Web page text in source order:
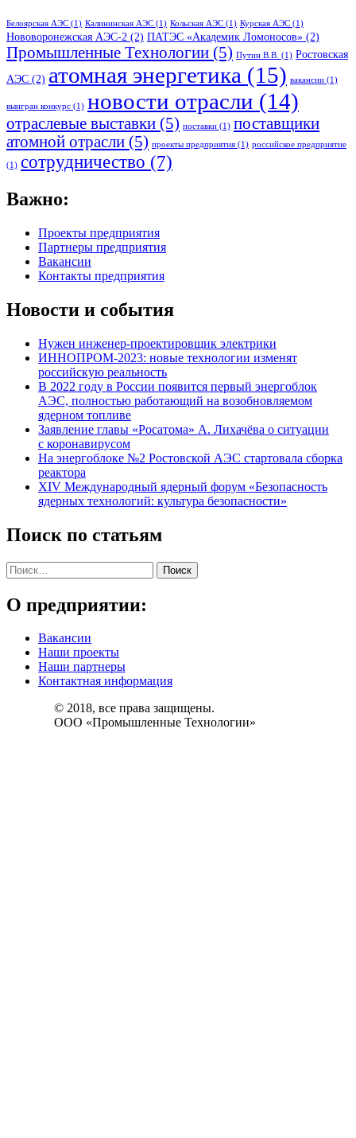
Белоярская АЭС (1) Калининская АЭС (1) Кольская АЭС (1) Курская АЭС (1)
Нововоронежская АЭС-2 (2) ПАТЭС «Академик Ломоносов» (2)
Промышленные Технологии (5) Путин В.В. (1) Ростовская
АЭС (2) атомная энергетика (15) вакансии (1)
выигран конкурс (1) новости отрасли (14)
отраслевые выставки (5) поставки (1) поставщики
атомной отрасли (5) проекты предприятия (1) российское предприятие
(1) сотрудничество (7)
Важно:
Проекты предприятия
Партнеры предприятия
Вакансии
Контакты предприятия
Новости и события
Нужен инженер-проектировщик электрики
ИННОПРОМ-2023: новые технологии изменят
российскую реальность
В 2022 году в России появится первый энергоблок
АЭС, полностью работающий на возобновляемом
ядерном топливе
Заявление главы «Росатома» А. Лихачёва о ситуации
с коронавирусом
На энергоблоке №2 Ростовской АЭС стартовала сборка
реактора
XIV Международный ядерный форум «Безопасность
ядерных технологий: культура безопасности»
Поиск по статьям
Найти:
О предприятии:
Вакансии
Наши проекты
Наши партнеры
Контактная информация
© 2018, все права защищены.
ООО «Промышленные Технологии»